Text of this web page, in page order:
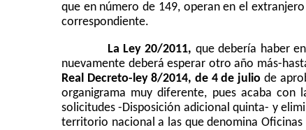
que en número de 149, operan en el
correspondiente.
La Ley 20/2011, que debería haber
nuevamente deberá esperar otro año más-
Real Decreto-ley 8/2014, de 4 de julio de
organigrama muy diferente, pues acaba con
solicitudes -Disposición adicional quinta- y
territorio nacional a las que denomina Oficinas